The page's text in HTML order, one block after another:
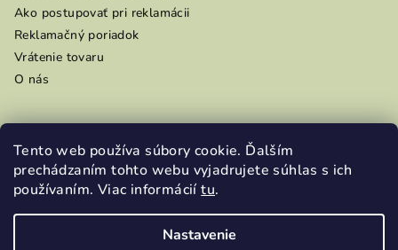
Tento web používa súbory cookie. Ďalším
prechádzaním tohto webu vyjadrujete súhlas s ich
používaním. Viac informáciítu.
Nastavenie
Ako postupovať pri reklamácii
Reklamačný poriadok
Vrátenie tovaru
O nás
Prijímame online platby